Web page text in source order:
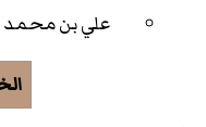
علي بن محمد